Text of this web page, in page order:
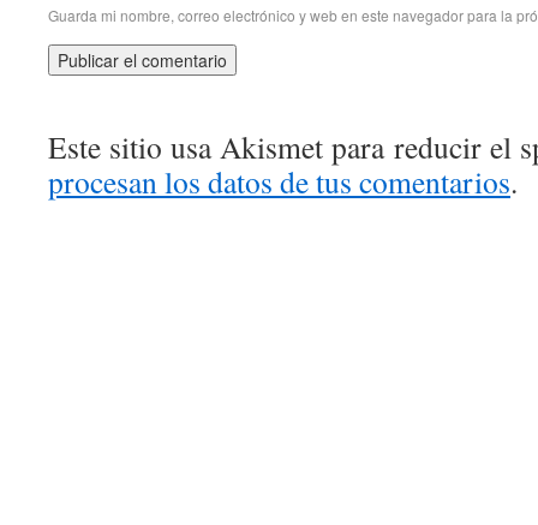
Guarda mi nombre, correo electrónico y web en este navegador para la
Este sitio usa Akismet para reducir el
procesan los datos de tus comentarios.